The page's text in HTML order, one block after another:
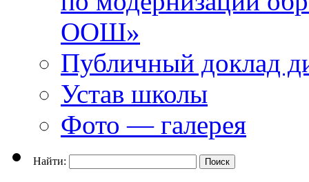
ООШ»
Публичный доклад
Устав школы
Фото — галерея
Найти: